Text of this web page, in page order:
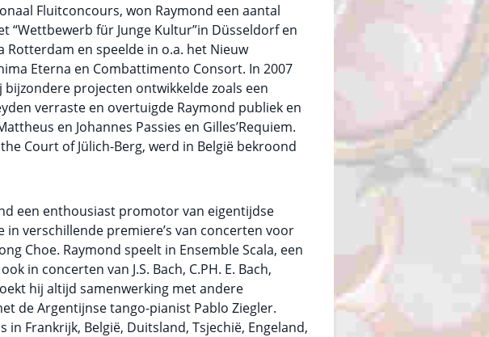
Fluitconcours, won Raymond een aantal
für Junge Kultur”in Düsseldorf en
en speelde in o.a. het Nieuw
Eterna en Combattimento Consort. In 2007
projecten ontwikkelde zoals een
verraste en overtuigde Raymond publiek en
en Johannes Passies en Gilles’Requiem.
Court of Jülich-Berg, werd in België bekroond
een enthousiast promotor van eigentijdse
verschillende premiere’s van concerten voor
Choe. Raymond speelt in Ensemble Scala, een
in concerten van J.S. Bach, C.PH. E. Bach,
hij altijd samenwerking met andere
de Argentijnse tango-pianist Pablo Ziegler.
Frankrijk, België, Duitsland, Tsjechië, Engeland,